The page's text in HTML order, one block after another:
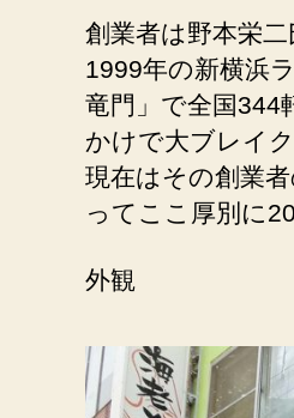
創業者は野本栄
1999年の新横浜
竜門」で全国344
かけで大ブレイ
現在はその創業
ってここ厚別に
外観